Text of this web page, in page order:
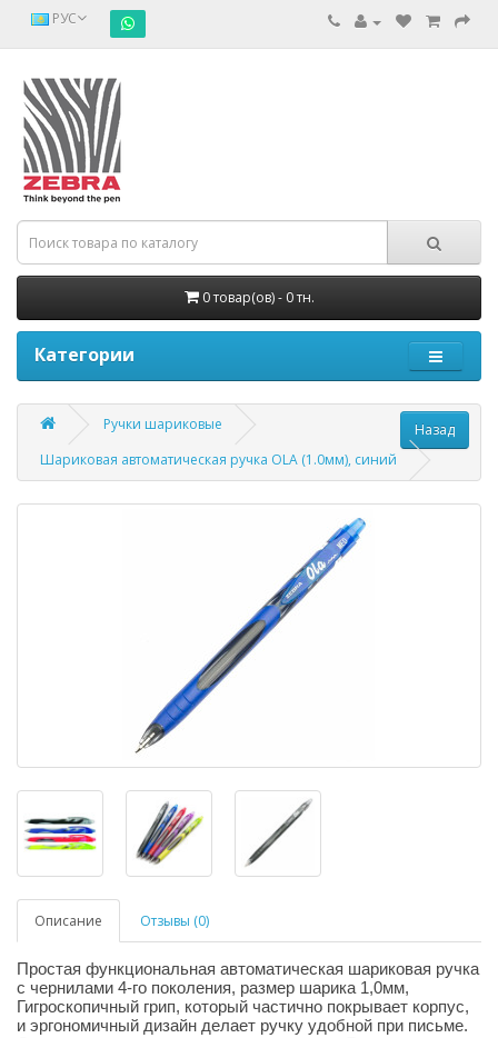
РУС
0 товар(ов) - 0 тн.
Категории
Ручки шариковые
Шариковая автоматическая ручка OLA (1.0мм), синий
Описание Отзывы (0)
Простая функциональная автоматическая шариковая ручка
с чернилами 4-го поколения, размер шарика 1,0мм,
Гигроскопичный грип, который частично покрывает корпус,
и эргономичный дизайн делает ручку удобной при письме.